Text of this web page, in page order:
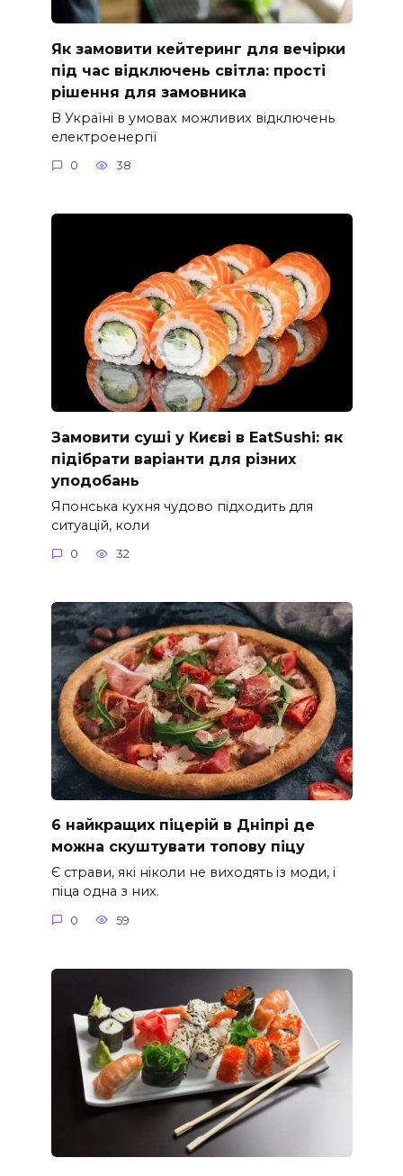
Як замовити кейтеринг для вечірки
під час відключень світла: прості
рішення для замовника
В Україні в умовах можливих відключень
електроенергії
0 38
Замовити суші у Києві в EatSushi: як
підібрати варіанти для різних
уподобань
Японська кухня чудово підходить для
ситуацій, коли
0 32
6 найкращих піцерій в Дніпрі де
можна скуштувати топову піцу
Є страви, які ніколи не виходять із моди, і
піца одна з них.
0 59